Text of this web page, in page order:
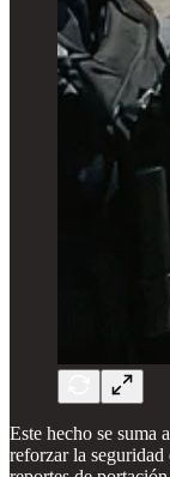
Este hecho se suma
reforzar la seguridad